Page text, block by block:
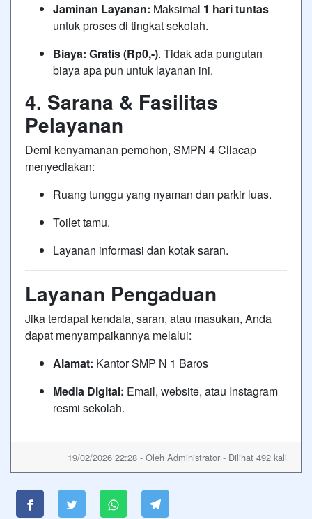
Jaminan Layanan: Maksimal 1 hari tuntas
untuk proses di tingkat sekolah.
Biaya: Gratis (Rp0,-). Tidak ada pungutan
biaya apa pun untuk layanan ini.
4. Sarana & Fasilitas
Pelayanan
Demi kenyamanan pemohon, SMPN 4 Cilacap
menyediakan:
Ruang tunggu yang nyaman dan parkir luas.
Toilet tamu.
Layanan informasi dan kotak saran.
Layanan Pengaduan
Jika terdapat kendala, saran, atau masukan, Anda
dapat menyampaikannya melalui:
Alamat: Kantor SMP N 1 Baros
Media Digital: Email, website, atau Instagram
resmi sekolah.
19/02/2026 22:28 - Oleh Administrator - Dilihat 492 kali